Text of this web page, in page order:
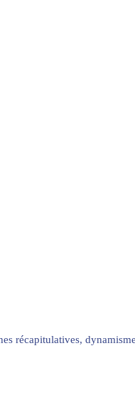
récapitulatives, dynamisme